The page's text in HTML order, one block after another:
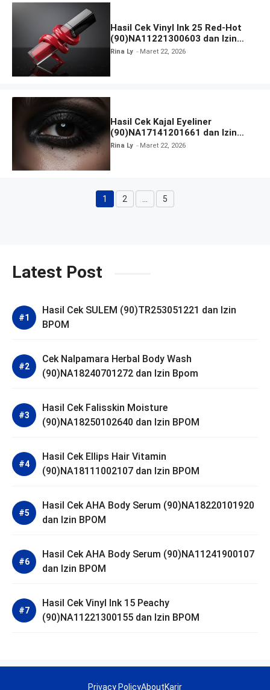
Hasil Cek Vinyl Ink 25 Red-Hot
(90)NA11221300603 dan Izin
BPOM
Rina Ly Maret 22, 2026
Hasil Cek Kajal Eyeliner
(90)NA17141201661 dan Izin
BPOM
Rina Ly Maret 22, 2026
Halaman
1 Halaman
2 5
Latest Post
Hasil Cek SULEM (90)TR253051221 dan Izin
BPOM
Cek Nalpamara Herbal Body Wash
(90)NA18240701272 dan Izin Bpom
Hasil Cek Falisskin Moisture
(90)NA18250102640 dan Izin BPOM
Hasil Cek Ellips Hair Vitamin
(90)NA18111002107 dan Izin BPOM
Hasil Cek AHA Body Serum (90)NA18220101920
dan Izin BPOM
Hasil Cek AHA Body Serum (90)NA11241900107
dan Izin BPOM
Hasil Cek Vinyl Ink 15 Peachy
(90)NA11221300155 dan Izin BPOM
Privacy PolicyAboutKarir